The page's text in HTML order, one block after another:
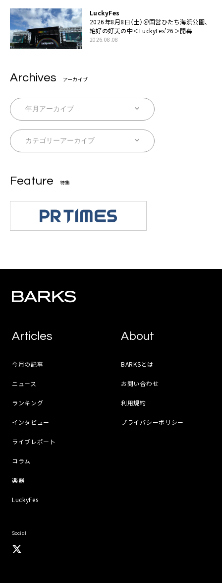
LuckyFes
2026年8月8日（土）＠国営ひたち海浜公園、
絶好の好天の中＜LuckyFes’26＞開幕
2026.08.08
Archives アーカイブ
Feature 特集
Articles
今月の記事
ニュース
ランキング
インタビュー
ライブレポート
コラム
楽器
LuckyFes
About
BARKSとは
お問い合わせ
利用規約
プライバシーポリシー
Social